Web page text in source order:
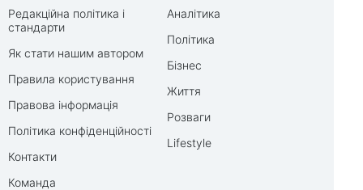
Редакційна політика і
стандарти
Як стати нашим автором
Правила користування
Правова інформація
Політика конфіденційності
Контакти
Команда
Аналітика
Політика
Бізнес
Життя
Розваги
Lifestyle